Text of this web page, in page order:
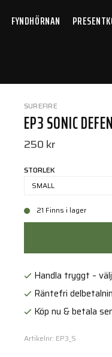
FYNDHÖRNAN
SUREFIRE
EP3 SONIC
250 kr
STORLEK
SMALL
21 Finns i lager
Handla tryggt –
Räntefri
Köp nu & betala
Artikelnr: EP3_S